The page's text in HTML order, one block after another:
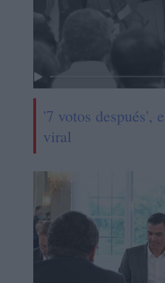
'7 votos después',
viral